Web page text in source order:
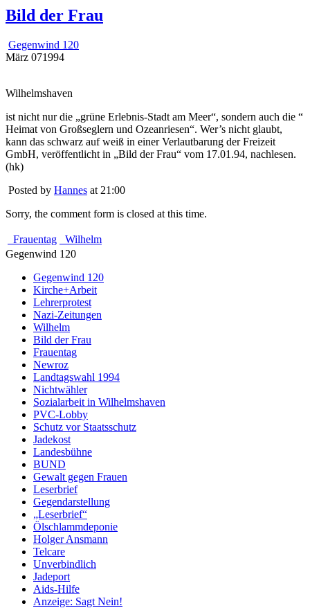
Bild der Frau
Gegenwind 120
März 071994
Wilhelmshaven
ist nicht nur die „grüne Erlebnis-Stadt am Meer“, sondern auch die “
Heimat von Großseglern und Ozeanriesen“. Wer’s nicht glaubt,
kann das schwarz auf weiß in einer Verlautbarung der Freizeit
GmbH, veröffentlicht in „Bild der Frau“ vom 17.01.94, nachlesen.
(hk)
Posted by Hannes at 21:00
Sorry, the comment form is closed at this time.
Frauentag
Wilhelm
Gegenwind 120
Gegenwind 120
Kirche+Arbeit
Lehrerprotest
Nazi-Zeitungen
Wilhelm
Bild der Frau
Frauentag
Newroz
Landtagswahl 1994
Nichtwähler
Sozialarbeit in Wilhelmshaven
PVC-Lobby
Schutz vor Staatsschutz
Jadekost
Landesbühne
BUND
Gewalt gegen Frauen
Leserbrief
Gegendarstellung
„Leserbrief“
Ölschlammdeponie
Holger Ansmann
Telcare
Unverbindlich
Jadeport
Aids-Hilfe
Anzeige: Sagt Nein!